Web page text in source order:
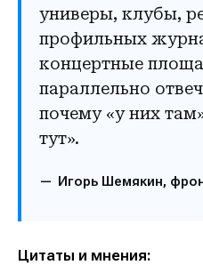
универы, клубы,
профильных
концертные
параллельно
почему «у них
тут».
Игорь Шемякин,
Цитаты и мнения: